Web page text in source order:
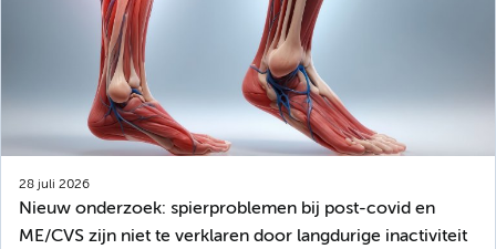
28 juli 2026
Nieuw onderzoek: spierproblemen bij post-covid en
ME/CVS zijn niet te verklaren door langdurige inactiviteit